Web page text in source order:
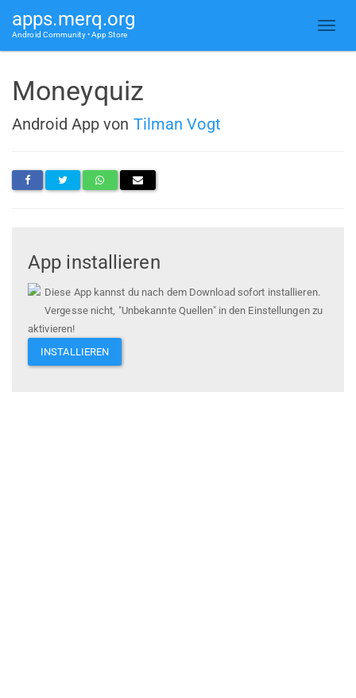
apps.merq.org
Android Community • App Store
Moneyquiz
Android App von Tilman Vogt
App installieren
Diese App kannst du nach dem Download sofort installieren.
Vergesse nicht, "Unbekannte Quellen" in den Einstellungen zu
aktivieren!
INSTALLIEREN